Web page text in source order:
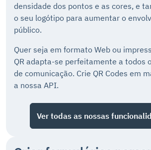
densidade dos pontos e as cores, e
o seu logótipo para aumentar o
público.
Quer seja em formato Web ou
QR adapta-se perfeitamente a todos
de comunicação. Crie QR Codes em
a nossa API.
Ver todas as nossas